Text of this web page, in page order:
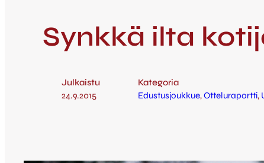
Synkkä ilta
Julkaistu
24.9.2015
Kategoria
Edustusjoukkue, Otteluraportti,